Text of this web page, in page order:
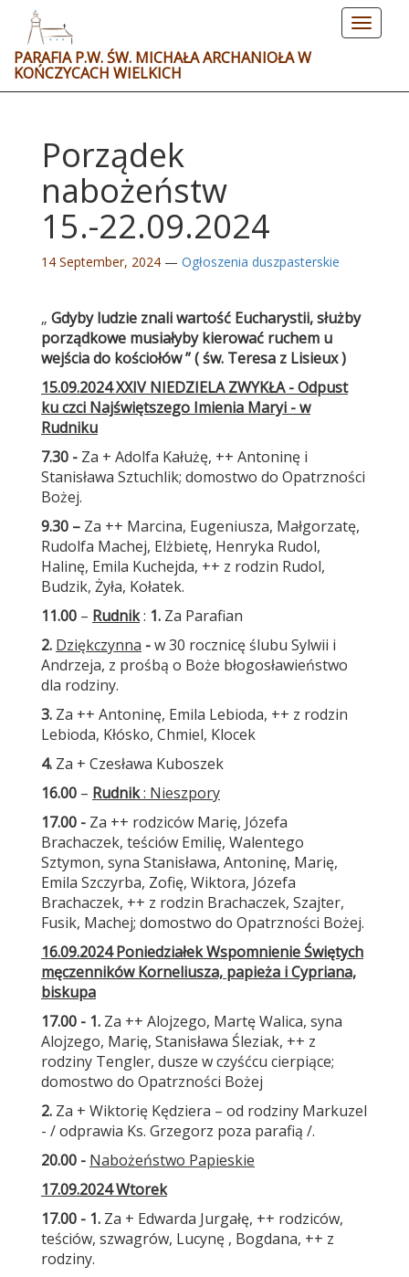
Toggle
PARAFIA P.W. ŚW. MICHAŁA ARCHANIOŁA W
KOŃCZYCACH WIELKICH
Porządek
nabożeństw
15.-22.09.2024
14 September, 2024 — Ogłoszenia duszpasterskie
„ Gdyby ludzie znali wartość Eucharystii, służby
porządkowe musiałyby kierować ruchem u
wejścia do kościołów ”( św. Teresa z Lisieux )
15.09.2024 XXIV NIEDZIELA ZWYKŁA - Odpust
ku czci Najświętszego Imienia Maryi - w
Rudniku
7.30 - Za + Adolfa Kałużę, ++ Antoninę i
Stanisława Sztuchlik; domostwo do Opatrzności
Bożej.
9.30 – Za ++ Marcina, Eugeniusza, Małgorzatę,
Rudolfa Machej, Elżbietę, Henryka Rudol,
Halinę, Emila Kuchejda, ++ z rodzin Rudol,
Budzik, Żyła, Kołatek.
11.00 – Rudnik: 1. Za Parafian
2. Dziękczynna -w 30 rocznicę ślubu Sylwii i
Andrzeja, z prośbą o Boże błogosławieństwo
dla rodziny.
3. Za ++ Antoninę, Emila Lebioda, ++ z rodzin
Lebioda, Kłósko, Chmiel, Klocek
4. Za + Czesława Kuboszek
16.00 – Rudnik: Nieszpory
17.00 - Za ++ rodziców Marię, Józefa
Brachaczek, teściów Emilię, Walentego
Sztymon, syna Stanisława, Antoninę, Marię,
Emila Szczyrba, Zofię, Wiktora, Józefa
Brachaczek, ++ z rodzin Brachaczek, Szajter,
Fusik, Machej; domostwo do Opatrzności Bożej.
16.09.2024 Poniedziałek Wspomnienie Świętych
męczenników Korneliusza, papieża i Cypriana,
biskupa
17.00 - 1. Za ++ Alojzego, Martę Walica, syna
Alojzego, Marię, Stanisława Śleziak, ++ z
rodziny Tengler, dusze w czyśćcu cierpiące;
domostwo do Opatrzności Bożej
2. Za + Wiktorię Kędziera – od rodziny Markuzel
- / odprawia Ks. Grzegorz poza parafią /.
20.00 - Nabożeństwo Papieskie
17.09.2024 Wtorek
17.00 - 1. Za + Edwarda Jurgałę, ++ rodziców,
teściów, szwagrów, Lucynę , Bogdana, ++ z
rodziny.